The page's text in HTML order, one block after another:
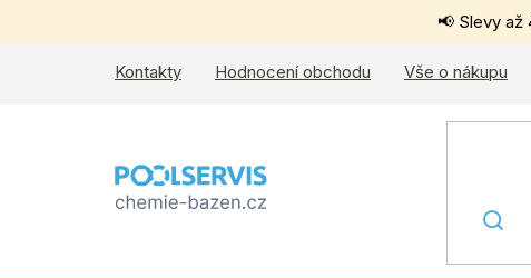
📢 Slevy až
Kontakty Hodnocení obchodu Vše o nákupu